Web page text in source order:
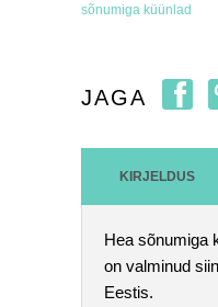
sõnumiga küünlad
JAGA
KIRJELDUS
Hea sõnumiga
on valminud
Eestis.